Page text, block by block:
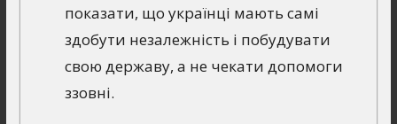
показати, що українці мають самі
здобути незалежність і побудувати
свою державу, а не чекати допомоги
ззовні.